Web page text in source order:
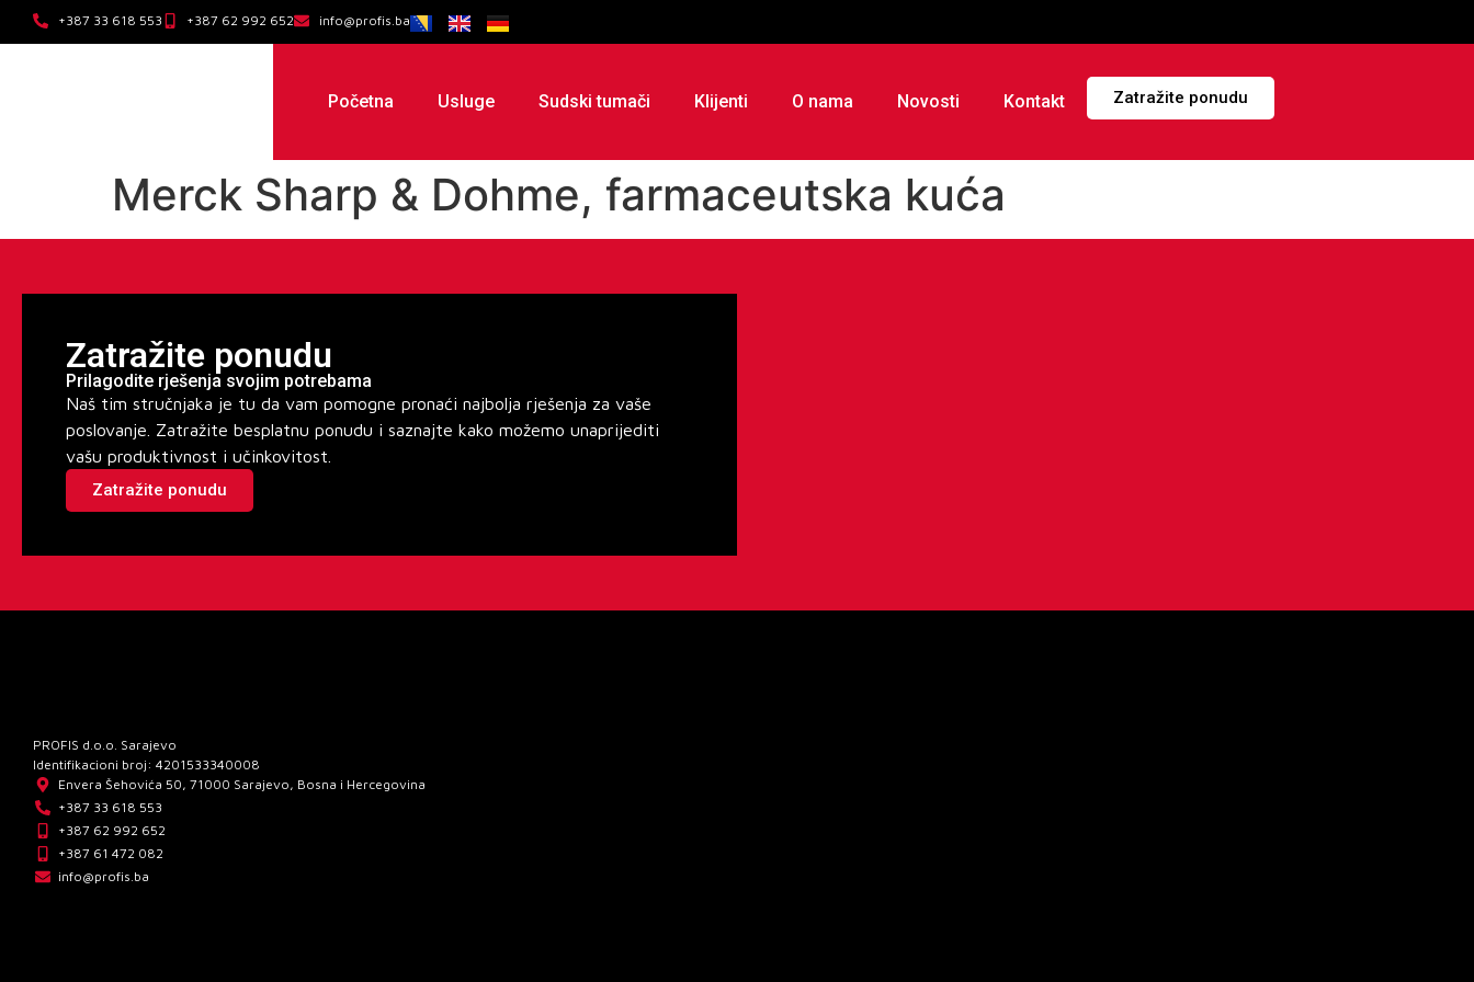
+387 33 618 553 +387 62 992 652 info@profis.ba
Početna Usluge Sudski tumači Klijenti O nama Novosti Kontakt Zatražite ponudu
Merck Sharp & Dohme, farmaceutska kuća
Zatražite ponudu
Prilagodite rješenja svojim potrebama
Naš tim stručnjaka je tu da vam pomogne pronaći najbolja rješenja za vaše
poslovanje. Zatražite besplatnu ponudu i saznajte kako možemo unaprijediti
vašu produktivnost i učinkovitost.
Zatražite ponudu
PROFIS d.o.o. Sarajevo
Identifikacioni broj: 4201533340008
Envera Šehovića 50, 71000 Sarajevo, Bosna i Hercegovina
+387 33 618 553
+387 62 992 652
+387 61 472 082
info@profis.ba